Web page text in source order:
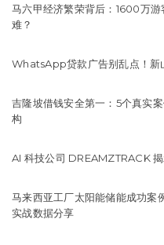
马六甲经济繁荣背后：1600万
难？
WhatsApp贷款广告别乱点！新
吉隆坡借钱安全第一：5个真实
构
AI 科技公司 DREAMZTRACK
马来西亚工厂太阳能储能成功
实战数据分享